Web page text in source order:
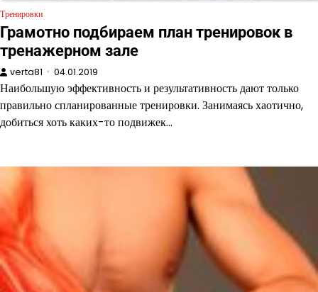
Тренировки
Грамотно подбираем план тренировок в
тренажерном зале
verta81 04.01.2019
Наибольшую эффективность и результативность дают только
правильно спланированные тренировки. Занимаясь хаотично,
добиться хоть каких-то подвижек…